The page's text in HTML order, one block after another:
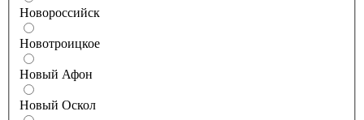
Новороссийск
Новотроицкое
Новый Афон
Новый Оскол